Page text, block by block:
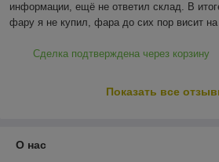
информации, ещё не ответил склад. В
фару я не купил, фара до сих пор висит на
Сделка подтверждена через корзину
Показать все
О нас